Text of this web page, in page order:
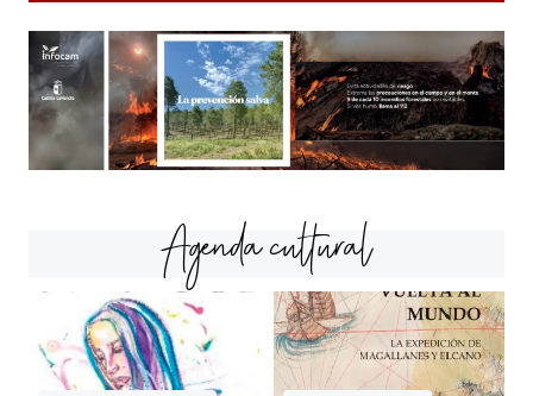
Agenda cultural